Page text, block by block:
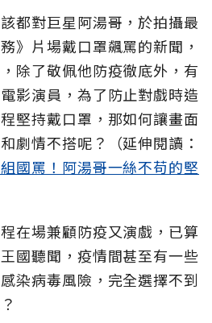
都對巨星阿湯哥，於拍攝最
》片場戴口罩飆罵的新聞，
除了敬佩他防疫徹底外，有
影演員，為了防止對戲時造
堅持戴口罩，那如何讓畫面
劇情不搭呢？（延伸閱讀：
國罵！阿湯哥一絲不苟的堅
在場兼顧防疫又演戲，已算
國聽聞，疫情間甚至有一些
染病毒風險，完全選擇不到